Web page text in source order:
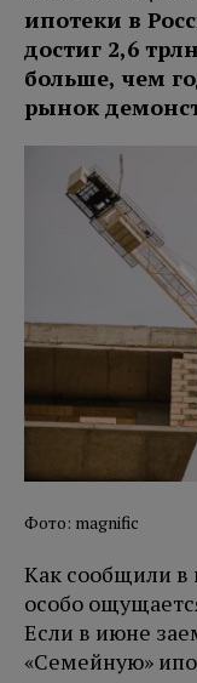
ипотеки в
достиг 2,6
больше, чем
рынок
Фото: magnific
Как сообщили в
особо
Если в июне
«Семейную»